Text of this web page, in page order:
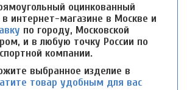
оцинкованный
интернет-магазине в Москве и
по городу, Московской
и в любую точку России по
компании.
выбранное изделие в
товар удобным для вас